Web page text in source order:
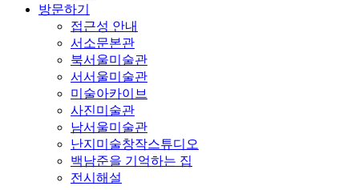
방문하기
접근성 안내
서소문본관
북서울미술관
서서울미술관
미술아카이브
사진미술관
남서울미술관
난지미술창작스튜디오
백남준을 기억하는 집
전시해설